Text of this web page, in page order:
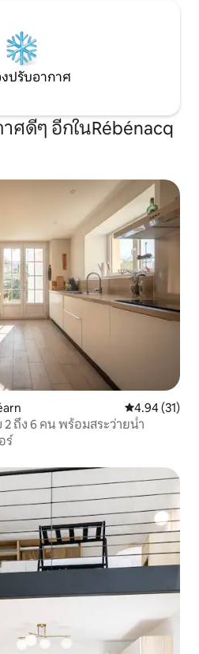
งปรับอากาศ
ศดีๆ อีกในRébénacq
คะแนนเฉลี่ย
4.94 (31)
ถึง 6 คน พร้อมสระว่ายน้ำ
ร์